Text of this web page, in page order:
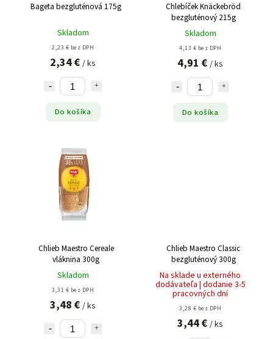
Bageta bezgluténová 175g
Skladom
2,23 € bez DPH
2,34 € / ks
Do košíka
Chlebíček Knäckebröd
bezgluténový 215g
Skladom
4,13 € bez DPH
4,91 € / ks
Do košíka
Chlieb Maestro Cereale
vláknina 300g
Skladom
3,31 € bez DPH
3,48 € / ks
Chlieb Maestro Classic
bezgluténový 300g
Na sklade u externého
dodávateľa | dodanie 3-5
pracovných dní
3,28 € bez DPH
3,44 € / ks